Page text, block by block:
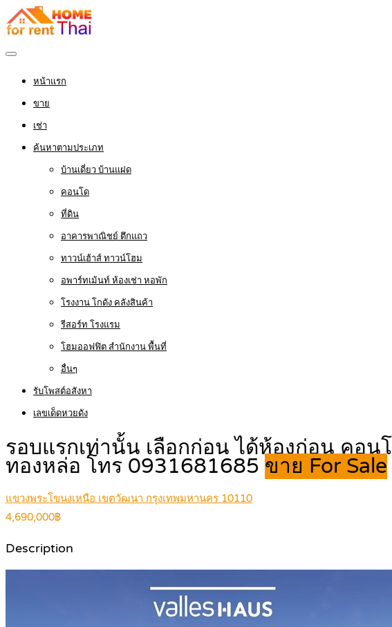
หน้าแรก
ขาย
เช่า
ค้นหาตามประเภท
บ้านเดี่ยว บ้านแฝด
คอนโด
ที่ดิน
อาคารพาณิชย์ ตึกแถว
ทาวน์เฮ้าส์ ทาวน์โฮม
อพาร์ทเม้นท์ ห้องเช่า หอพัก
โรงงาน โกดัง คลังสินค้า
รีสอร์ท โรงแรม
โฮมออฟฟิต สำนักงาน พื้นที่
อื่นๆ
รับโพสต์อสังหา
เลขเด็ดหวยดัง
รอบแรกเท่านั้น เลือกก่อน ได้ห้องก่อน คอน
ทองหล่อ โทร 0931681685 ขาย For Sale
แขวงพระโขนงเหนือ เขตวัฒนา กรุงเทพมหานคร 10110
4,690,000฿
Description